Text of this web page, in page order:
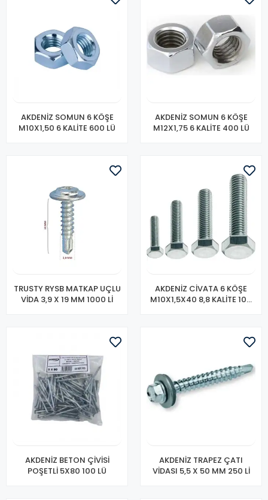
AKDENİZ SOMUN 6 KÖŞE
M10X1,50 6 KALİTE 600 LÜ
AKDENİZ SOMUN 6 KÖŞE
M12X1,75 6 KALİTE 400 LÜ
TRUSTY RYSB MATKAP UÇLU
VİDA 3,9 X 19 MM 1000 Lİ
AKDENİZ CİVATA 6 KÖŞE
M10X1,5X40 8,8 KALİTE 100
AKDENİZ BETON ÇİVİSİ
POŞETLİ 5X80 100 LÜ
AKDENİZ TRAPEZ ÇATI
VİDASI 5,5 X 50 MM 250 Lİ